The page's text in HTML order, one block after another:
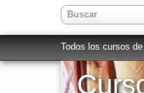
Buscar
Todos los cursos